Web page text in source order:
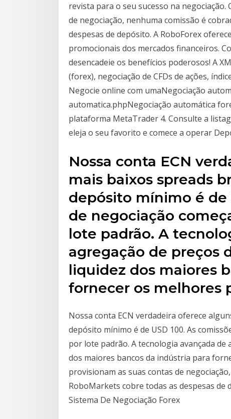
revista para o seu sucesso na
de negociação, nenhuma comissão é
despesas de depósito. A RoboForex
promocionais dos mercados financeiros.
desencadeie os benefícios poderosos! A
(forex), negociação de CFDs de ações,
Negocie online com umaNegociação
automatica.phpNegociação automática
plataforma MetaTrader 4. Consulte a
eleja o seu favorito e comece a operar
Nossa conta ECN
mais baixos spreads
depósito mínimo é de
de negociação
lote padrão. A
agregação de preços
liquidez dos maiores
fornecer os melhores
Nossa conta ECN verdadeira oferece
depósito mínimo é de USD 100. As
por lote padrão. A tecnologia avançada de
dos maiores bancos da indústria para
provisionam as suas contas de
RoboMarkets cobre todas as despesas de
Sistema De Negociação Forex